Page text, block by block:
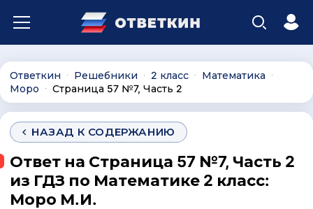
Ответкин ∙ Решебники ∙ 2 класс ∙ Математика ∙
Моро ∙ Страница 57 №7, Часть 2
НАЗАД К СОДЕРЖАНИЮ
Ответ на Страница 57 №7, Часть 2
из ГДЗ по Математике 2 класс:
Моро М.И.